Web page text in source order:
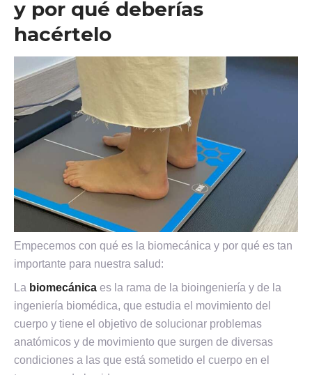
y por qué deberías
hacértelo
Empecemos con qué es la biomecánica y por qué es tan
importante para nuestra salud:
La biomecánica es la rama de la bioingeniería y de la
ingeniería biomédica, que estudia el movimiento del
cuerpo y tiene el objetivo de solucionar problemas
anatómicos y de movimiento que surgen de diversas
condiciones a las que está sometido el cuerpo en el